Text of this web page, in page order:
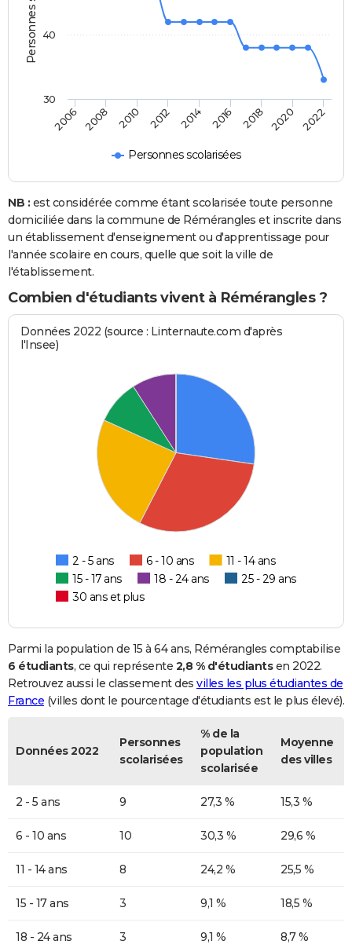
Personnes scolarisées
2006 2008 2010 2012 2014 2016 2018 2020 2022
30
40
NB : est considérée comme étant scolarisée toute personne
domiciliée dans la commune de Rémérangles et inscrite dans
un établissement d'enseignement ou d'apprentissage pour
l'année scolaire en cours, quelle que soit la ville de
l'établissement.
Combien d'étudiants vivent à Rémérangles ?
Données 2022 (source : Linternaute.com d'après
l'Insee)
2 - 5 ans 6 - 10 ans
11 - 14 ans
15 - 17 ans
18 - 24 ans
25 - 29 ans
30 ans et plus
Parmi la population de 15 à 64 ans, Rémérangles comptabilise
6 étudiants, ce qui représente 2,8 % d'étudiantsen 2022.
Retrouvez aussi le classement des villes les plus étudiantes de
France (villes dont le pourcentage d'étudiants est le plus élevé).
Données 2022
Personnes
scolarisées
% de la
population
scolarisée
Moyenne
des villes
2 - 5 ans 9 27,3 % 15,3 %
6 - 10 ans 10 30,3 % 29,6 %
11 - 14 ans 8 24,2 % 25,5 %
15 - 17 ans 3 9,1 % 18,5 %
18 - 24 ans 3 9,1 % 8,7 %